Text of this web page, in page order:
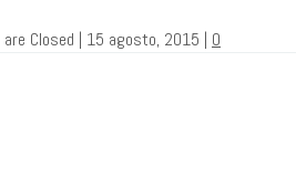
Closed | 15 agosto, 2015 | 0